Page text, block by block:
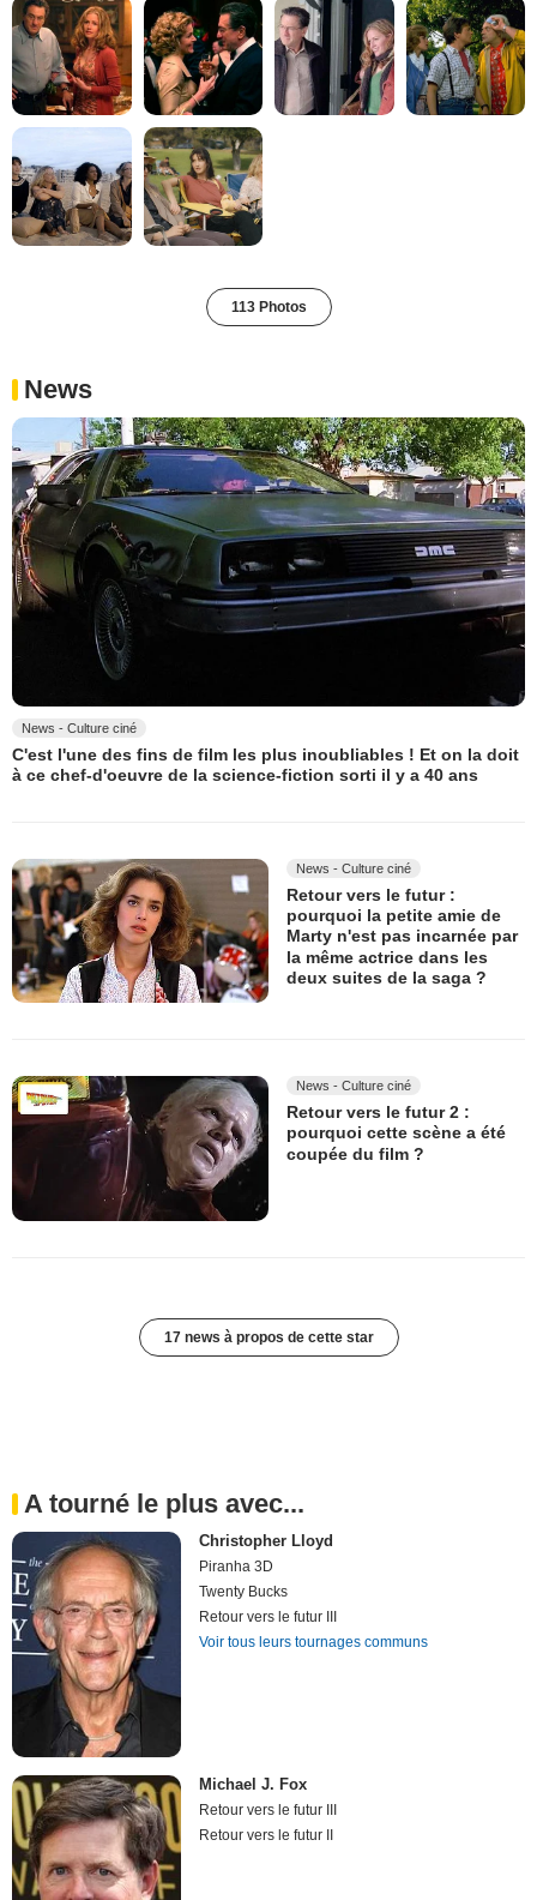
113 Photos
News
News - Culture ciné
C'est l'une des fins de film les plus inoubliables ! Et on la doit
à ce chef-d'oeuvre de la science-fiction sorti il y a 40 ans
News - Culture ciné
Retour vers le futur :
pourquoi la petite amie de
Marty n'est pas incarnée par
la même actrice dans les
deux suites de la saga ?
News - Culture ciné
Retour vers le futur 2 :
pourquoi cette scène a été
coupée du film ?
17 news à propos de cette star
A tourné le plus avec...
Christopher Lloyd
Piranha 3D
Twenty Bucks
Retour vers le futur III
Voir tous leurs tournages communs
Michael J. Fox
Retour vers le futur III
Retour vers le futur II